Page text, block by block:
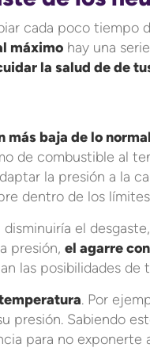
cada poco tiempo
máximo hay una
la salud de de
más baja de lo normal
de combustible al
la presión a la
dentro de los
el
presión, el agarre
las posibilidades de
. Por
presión. Sabiendo
para no exponerte